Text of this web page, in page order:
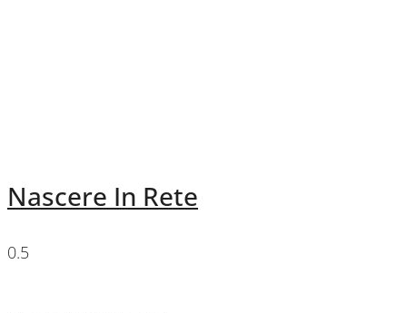
Nascere In Rete